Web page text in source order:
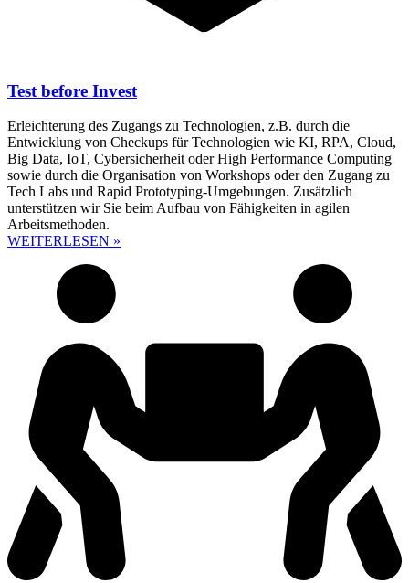
Test before Invest
Erleichterung des Zugangs zu Technologien, z.B. durch die
Entwicklung von Checkups für Technologien wie KI, RPA, Cloud,
Big Data, IoT, Cybersicherheit oder High Performance Computing
sowie durch die Organisation von Workshops oder den Zugang zu
Tech Labs und Rapid Prototyping-Umgebungen. Zusätzlich
unterstützen wir Sie beim Aufbau von Fähigkeiten in agilen
Arbeitsmethoden.
WEITERLESEN »